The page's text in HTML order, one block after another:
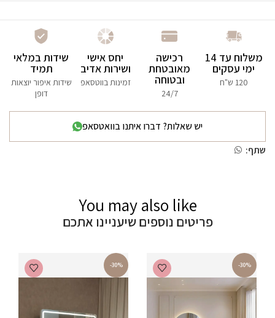
משלוח עד 14
ימי עסקים
120 ש"ח
רכישה
מאובטחת
ובטוחה
24/7
יחס אישי
ושירות אדיב
זמינות בווטסאפ
שידות במלאי
תמיד
שידות איפור יוצאות
דופן
יש שאלות? דברו איתנו בוואטסאפ
שתף:
You may also like
פריטים נוספים שיעניינו אתכם
-30%
-30%